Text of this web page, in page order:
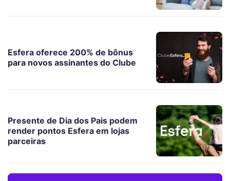
Esfera oferece 200% de bônus
para novos assinantes do Clube
Presente de Dia dos Pais podem
render pontos Esfera em lojas
parceiras